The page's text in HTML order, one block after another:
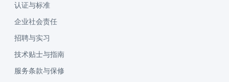
认证与标准
企业社会责任
招聘与实习
技术贴士与指南
服务条款与保修